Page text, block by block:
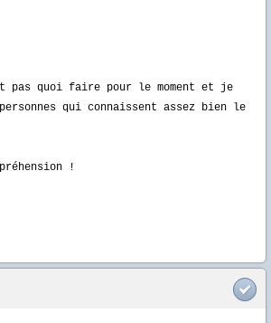
pas quoi faire pour le moment et je
qui connaissent assez bien le
!